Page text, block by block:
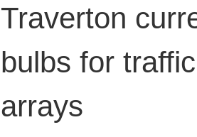
Traverton
bulbs for
arrays